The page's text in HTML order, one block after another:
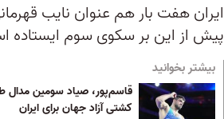
ایران هفت بار هم عنوان نایب
پیش از این بر سکوی سوم ایستاده
بیشتر بخوانید
قاسم‌پور، صیاد سومین مدال
کشتی آزاد جهان برای ایران